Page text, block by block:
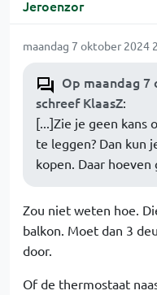
Jeroenzor
maandag 7 oktober 2024
Op maandag 7
schreef KlaasZ:
[...]Zie je geen kans
te leggen? Dan kun
kopen. Daar
Zou niet weten hoe.
balkon. Moet dan 3
door.
Of de thermostaat